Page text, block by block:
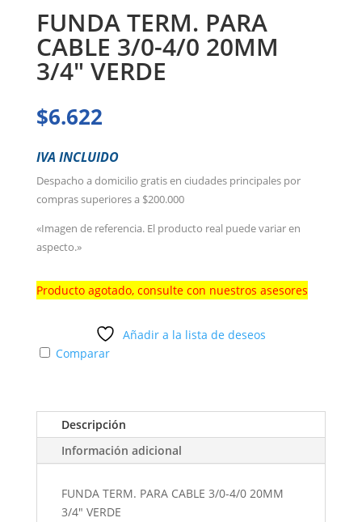
FUNDA TERM. PARA
CABLE 3/0-4/0 20MM
3/4″ VERDE
$6.622
IVA INCLUIDO
Despacho a domicilio gratis en ciudades principales por
compras superiores a $200.000
«Imagen de referencia. El producto real puede variar en
aspecto.»
Producto agotado, consulte con nuestros asesores
Añadir a la lista de deseos
Comparar
Descripción
Información adicional
FUNDA TERM. PARA CABLE 3/0-4/0 20MM
3/4" VERDE